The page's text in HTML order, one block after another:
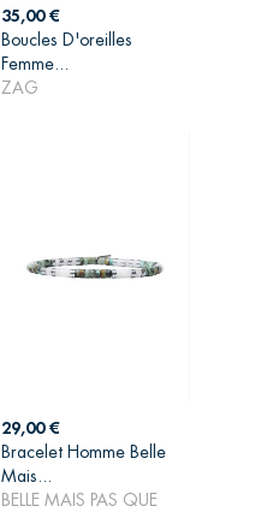
Prix
35,00 €
Boucles D'oreilles
Femme...
ZAG
AJOUTER AU
Prix
29,00 €
Bracelet Homme Belle
Mais...
BELLE MAIS PAS QUE
AJOUTER AU